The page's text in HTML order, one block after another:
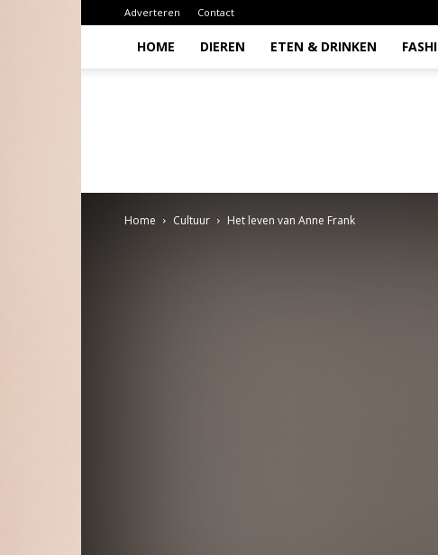
Adverteren Contact
HOME DIEREN ETEN & DRINKEN
Home Cultuur Het leven van Anne Frank